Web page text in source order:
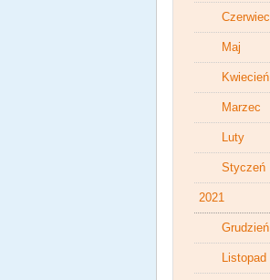
Czerwiec
Maj
Kwiecień
Marzec
Luty
Styczeń
2021
Grudzień
Listopad